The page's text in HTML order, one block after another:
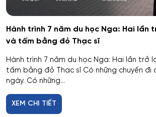
Hành trình 7 năm du học Nga: Hai lần
và tấm bằng đỏ Thạc sĩ
Hành trình 7 năm du học Nga: Hai lần trở
tấm bằng đỏ Thạc sĩ Có những chuyến đi
ngày. Có những...
XEM CHI TIẾT